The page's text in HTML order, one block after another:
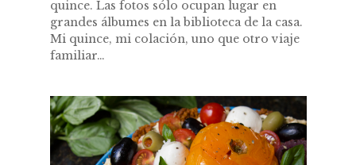
quince. Las fotos sólo ocupan lugar en
grandes álbumes en la biblioteca de la casa.
Mi quince, mi colación, uno que otro viaje
familiar…